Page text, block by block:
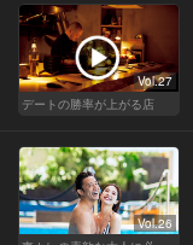
Vol.27
デートの勝率が上がる店
Vol.26